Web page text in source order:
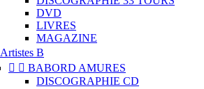
DVD
LIVRES
MAGAZINE
Artistes B
  BABORD AMURES
DISCOGRAPHIE CD